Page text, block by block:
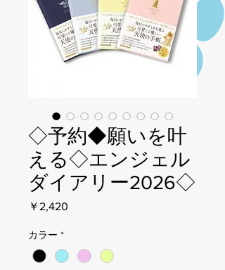
◇予約◆願いを叶
える◇エンジェル
ダイアリー2026◇
￥2,420
カラー *